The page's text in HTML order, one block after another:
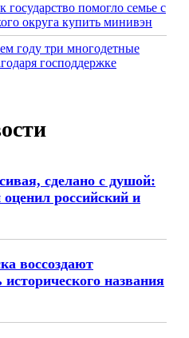
помогло семье с
округа купить минивэн
году три многодетные
господдержке
сделано с душой:
российский и
воссоздают
названия